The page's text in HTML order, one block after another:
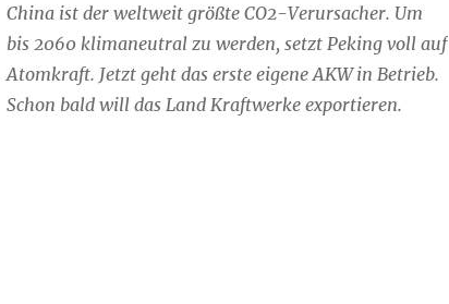
China ist der weltweit größte CO2-Verursacher. Um
bis 2060 klimaneutral zu werden, setzt Peking voll auf
Atomkraft. Jetzt geht das erste eigene AKW in Betrieb.
Schon bald will das Land Kraftwerke exportieren.